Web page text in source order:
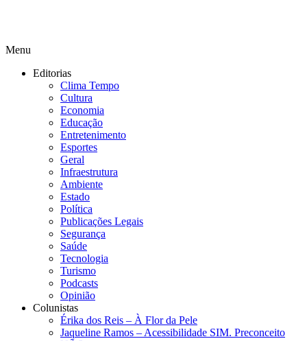
Menu
Editorias
Clima Tempo
Cultura
Economia
Educação
Entretenimento
Esportes
Geral
Infraestrutura
Ambiente
Estado
Política
Publicações Legais
Segurança
Saúde
Tecnologia
Turismo
Podcasts
Opinião
Colunistas
Érika dos Reis​ – À Flor da Pele
Jaqueline Ramos – Acessibilidade SIM. Preconceito